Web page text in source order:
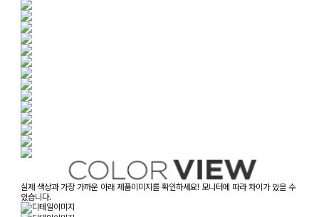
실제 색상과 가장 가까운 아래 제품이미지를 확인하세요! 모니터에 따라 차이가 있을 수
있습니다.